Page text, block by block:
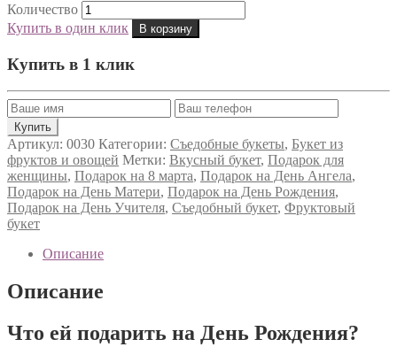
Количество
Купить в один клик
В корзину
Купить в 1 клик
Артикул: 0030 Категории: Съедобные букеты, Букет из
фруктов и овощей Метки: Вкусный букет, Подарок для
женщины, Подарок на 8 марта, Подарок на День Ангела,
Подарок на День Матери, Подарок на День Рождения,
Подарок на День Учителя, Съедобный букет, Фруктовый
букет
Описание
Описание
Что ей подарить на День Рождения?